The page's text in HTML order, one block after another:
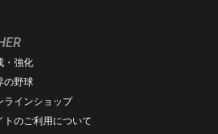
・強化
の野球
ラインショップ
トのご利用について